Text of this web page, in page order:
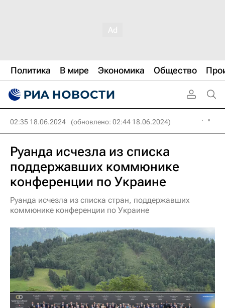
Политика В мире Экономика Общество
02:35 18.06.2024 (обновлено: 02:44 18.06.2024)
Руанда исчезла из списка
поддержавших коммюнике
конференции по Украине
Руанда исчезла из списка стран, поддержавших
коммюнике конференции по Украине